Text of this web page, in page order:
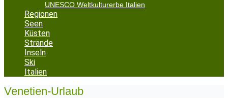
UNESCO Weltkulturerbe Italien
Regionen
Seen
Küsten
Strände
Inseln
Ski
Italien
Venetien-Urlaub